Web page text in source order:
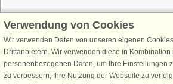
Schließen Sie sich 100.000 Ferienhaus-
Erhalten Sie einen Willkommensgutschein von
Ferienhausurlaub - melden Sie sich einfach für
Verwendung von Cookies
Wir verwenden Daten von unseren eigenen
Drittanbietern. Wir verwenden diese in Kombination
personenbezogenen Daten, um Ihre Einstellungen
zu verbessern, Ihre Nutzung der Webseite zu